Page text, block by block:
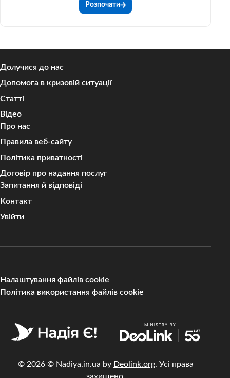
Розпочати
Долучися до нас
Допомога в кризовій ситуації
Статті
Відео
Про нас
Правила веб-сайту
Політика приватності
Договір про надання послуг
Запитання й відповіді
Kонтакт
Увійти
Налаштування файлів cookie
Політика використання файлів cookie
© 2026 © Nadiya.in.ua by Deolink.org. Усі права
захищено.